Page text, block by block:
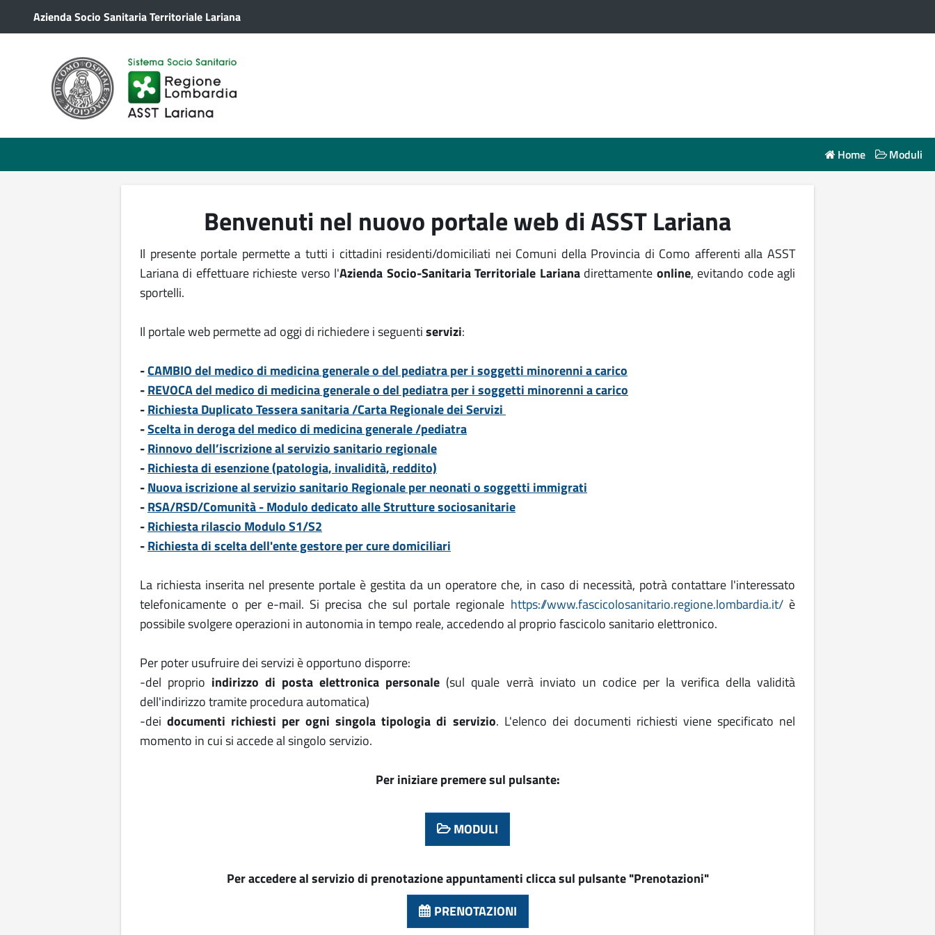
Salta al contenuto principale
Azienda Socio Sanitaria Territoriale Lariana
Home Moduli
Benvenuti nel nuovo portale web di ASST Lariana
Il presente portale permette a tutti i cittadini residenti/domiciliati nei Comuni della Provincia di Como afferenti alla ASST
Lariana di effettuare richieste verso l'Azienda Socio-Sanitaria Territoriale Larianadirettamente online, evitando code agli
sportelli.
Il portale web permette ad oggi di richiedere i seguentiservizi:
-CAMBIO del medico di medicina generale o del pediatra per i soggetti minorenni a carico
-REVOCAdel medico di medicina generale o del pediatra per i soggetti minorenni a carico
-Richiesta Duplicato Tessera sanitaria /Carta Regionale dei Servizi
-Scelta in deroga del medico di medicina generale /pediatra
-Rinnovo dell’iscrizione al servizio sanitario regionale
-Richiesta di esenzione (patologia, invalidità, reddito)
-Nuova iscrizione al servizio sanitario Regionale per neonati o soggetti immigrati
-RSA/RSD/Comunità - Modulo dedicato alle Strutture sociosanitarie
-Richiesta rilascio Modulo S1/S2
-Richiesta di scelta dell'ente gestore per cure domiciliari
La richiesta inserita nel presente portale è gestita da un operatore che, in caso di necessità, potrà contattare l'interessato
telefonicamente o per e-mail. Si precisa che sul portale regionale https://www.fascicolosanitario.regione.lombardia.it/è
possibile svolgere operazioni in autonomia in tempo reale, accedendo al proprio fascicolo sanitario elettronico.
Per poter usufruire dei servizi è opportuno disporre:
-del proprio indirizzo di posta elettronica personale (sul quale verrà inviato un codice per la verifica della validità
dell'indirizzo tramite procedura automatica)
-deidocumenti richiesti per ogni singola tipologia di servizio. L'elenco dei documenti richiesti viene specificato nel
momento in cui si accede al singolo servizio.
Per iniziare premere sul pulsante:
MODULI
Per accedere al servizio di prenotazione appuntamenti clicca sul pulsante "Prenotazioni"
PRENOTAZIONI